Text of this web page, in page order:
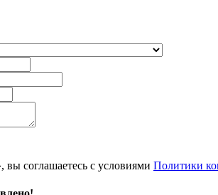
соглашаетесь с условиями Политики